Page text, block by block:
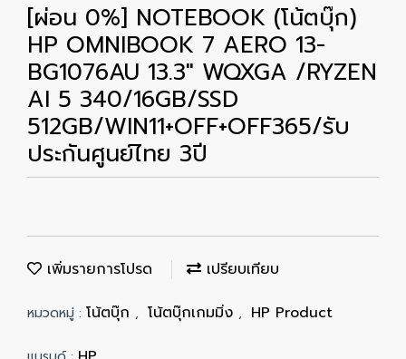
[ผ่อน 0%] NOTEBOOK (โน้ตบุ๊ก)
HP OMNIBOOK 7 AERO 13-
BG1076AU 13.3" WQXGA /RYZEN
AI 5 340/16GB/SSD
512GB/WIN11+OFF+OFF365/รับ
ประกันศูนย์ไทย 3ปี
เพิ่มรายการโปรด เปรียบเทียบ
หมวดหมู่ : โน้ตบุ๊ก , โน้ตบุ๊กเกมมิ่ง , HP Product